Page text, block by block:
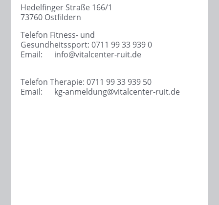
Hedelfinger Straße 166/1
73760 Ostfildern
Telefon Fitness- und
Gesundheitssport: 0711 99 33 939 0
Email:
info@vitalcenter-ruit.de
Telefon Therapie: 0711 99 33 939 50
Email:
kg-anmeldung@vitalcenter-ruit.de